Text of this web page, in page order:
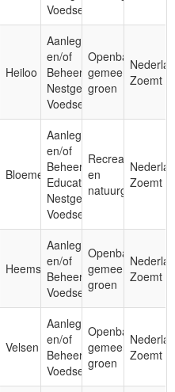
Voedsel
Heiloo
Aanleg
en/of
Beheer;
Nestgelegenheid;
Voedsel
Openbaar,
gemeentelijk
groen
Zoemt
Bloemendaal
Aanleg
en/of
Beheer;
Educatie;
Nestgelegenheid;
Voedsel
Recreatie-
en
natuurgebieden
Zoemt
Heemskerk
Aanleg
en/of
Beheer;
Voedsel
Openbaar,
gemeentelijk
groen
Zoemt
Velsen
Aanleg
en/of
Beheer;
Voedsel
Openbaar,
gemeentelijk
groen
Zoemt